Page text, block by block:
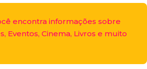
encontra informações sobre
Eventos, Cinema, Livros e muito